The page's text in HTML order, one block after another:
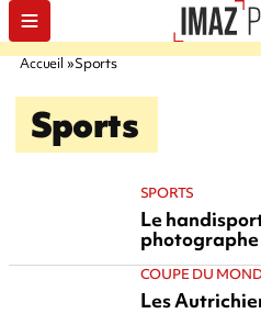
Accueil Sports
Sports
SPORTS
Le
photographe
COUPE DU
Les